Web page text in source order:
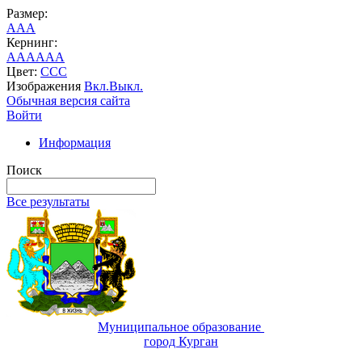
Размер:
AAA
Кернинг:
AAAAAA
Цвет: CCC
Изображения Вкл.Выкл.
Обычная версия сайта
Войти
Информация
Поиск
Все результаты
Муниципальное образование
город Курган